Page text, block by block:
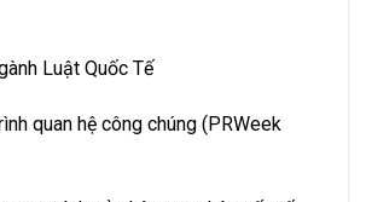
Luật Quốc Tế
quan hệ công chúng (PRWeek